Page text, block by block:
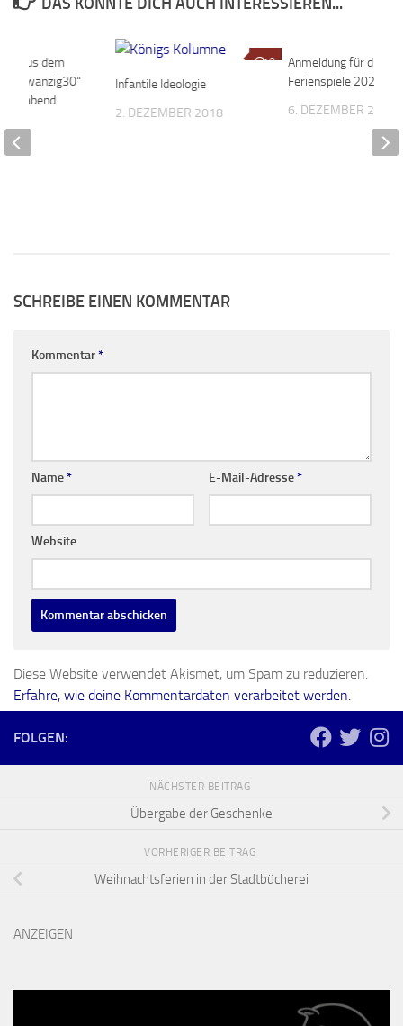
DAS KÖNNTE DICH AUCH INTERESSIEREN...
0
Infantile Ideologie
2. DEZEMBER 2018
Anmeldung für die
Ferienspiele 2020
6. DEZEMBER 2019
aus dem
Zwanzig30“
SCHREIBE EINEN KOMMENTAR
Kommentar*
Name* E-Mail-Adresse*
Website
Diese Website verwendet Akismet, um Spam zu reduzieren.
Erfahre, wie deine Kommentardaten verarbeitet werden.
FOLGEN:
NÄCHSTER BEITRAG
Übergabe der Geschenke
VORHERIGER BEITRAG
Weihnachtsferien in der Stadtbücherei
ANZEIGEN